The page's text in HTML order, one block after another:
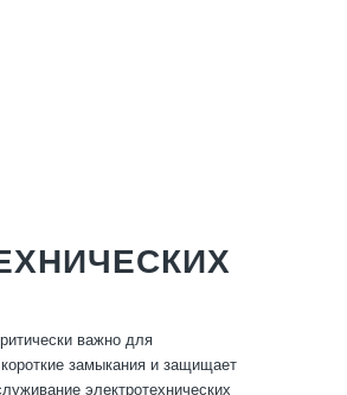
важно для
замыкания и защищает
электротехнических